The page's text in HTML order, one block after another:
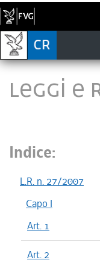
LEGGI E
Indice:
L.R. n. 27/2007
Capo I
Art. 1
Art. 2